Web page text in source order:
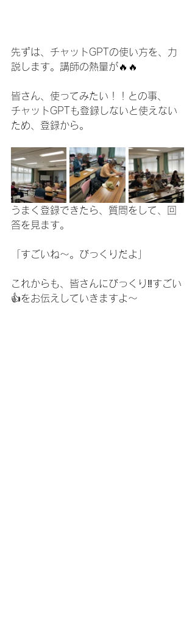
先ずは、チャットGPTの使い方を、力
説します。講師の熱量が🔥🔥
皆さん、使ってみたい！！との事、
チャットGPTも登録しないと使えない
ため、登録から。
うまく登録できたら、質問をして、回
答を見ます。
「すごいね〜。びっくりだよ」
これからも、皆さんにびっくり‼️すごい
👍をお伝えしていきますよ〜